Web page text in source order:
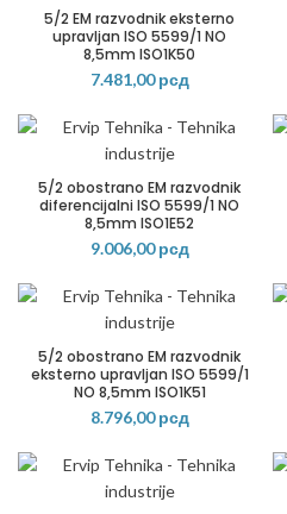
5/2 EM razvodnik eksterno
upravljan ISO 5599/1 NO
8,5mm ISO1K50
7.481,00рсд
5/2 obostrano EM razvodnik
diferencijalni ISO 5599/1 NO
8,5mm ISO1E52
9.006,00рсд
5/2 obostrano EM razvodnik
eksterno upravljan ISO 5599/1
NO 8,5mm ISO1K51
8.796,00рсд